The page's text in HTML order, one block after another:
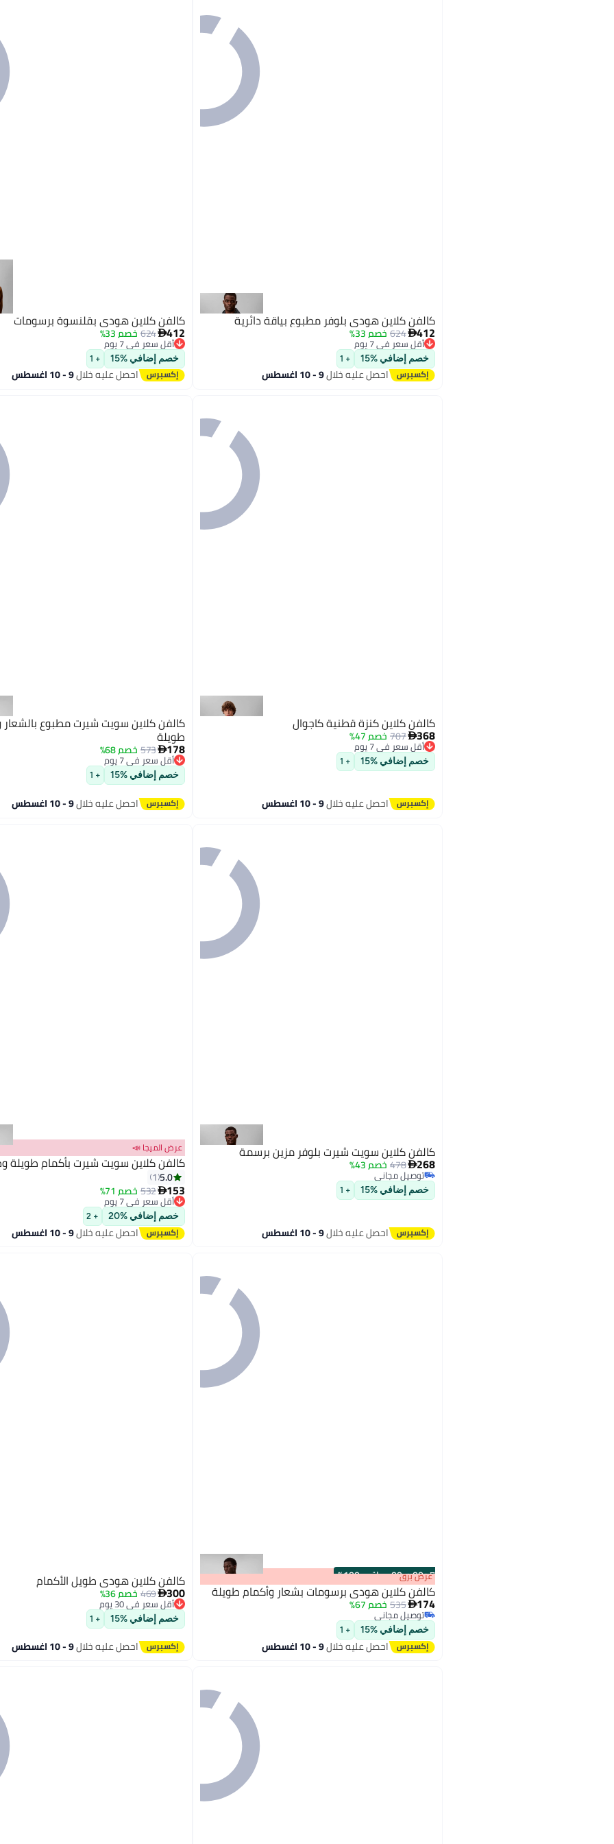
كالفن كلاين هودي بلوفر مطبوع بياقة دائرية
412
624خصم 33%
أقل سعر في 7 يوم
توصيل مجاني
أقل سعر في 7 يوم
خصم إضافي %15 + 1
احصل عليه خلال9 - 10 اغسطس
كالفن كلاين هودي بقلنسوة برسومات
412
624خصم 33%
أقل سعر في 7 يوم
توصيل مجاني
أقل سعر في 7 يوم
خصم إضافي %15 + 1
احصل عليه خلال9 - 10 اغسطس
كالفن كلاين كنزة قطنية كاجوال
368
707خصم 47%
أقل سعر في 7 يوم
توصيل مجاني
أقل سعر في 7 يوم
خصم إضافي %15 + 1
احصل عليه خلال9 - 10 اغسطس
كالفن كلاين سويت شيرت مطبوع بالشعار
طويلة
178
573خصم 68%
أقل سعر في 7 يوم
توصيل مجاني
أقل سعر في 7 يوم
خصم إضافي %15 + 1
احصل عليه خلال9 - 10 اغسطس
كالفن كلاين سويت شيرت بلوفر مزين برسمة
268
478 خصم 43%
توصيل مجاني
توصيل مجاني
خصم إضافي %15 + 1
احصل عليه خلال9 - 10 اغسطس
عرض الميجا 📣
كالفن كلاين سويت شيرت بأكمام طويلة
5.0
1
153
532خصم 71%
أقل سعر في 7 يوم
توصيل مجاني
أقل سعر في 7 يوم
خصم إضافي %20 + 2
احصل عليه خلال9 - 10 اغسطس
00m:00s
·باقي 100% عرض برق
كالفن كلاين هودي برسومات بشعار وأكمام طويلة
174
535 خصم 67%
توصيل مجاني
توصيل مجاني
خصم إضافي %15 + 1
احصل عليه خلال9 - 10 اغسطس
2
كالفن كلاين هودي طويل الأكمام
300
469خصم 36%
أقل سعر في 30 يوم
توصيل مجاني
أقل سعر في 30 يوم
خصم إضافي %15 + 1
احصل عليه خلال9 - 10 اغسطس